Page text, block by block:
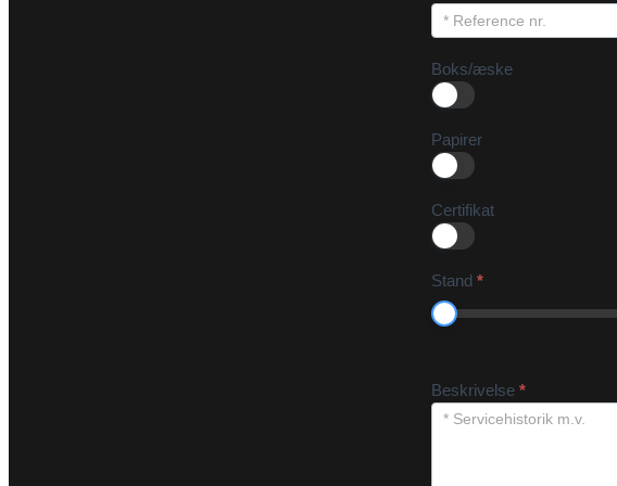
Boks/æske
Papirer
Certifikat
Stand *
Beskrivelse *